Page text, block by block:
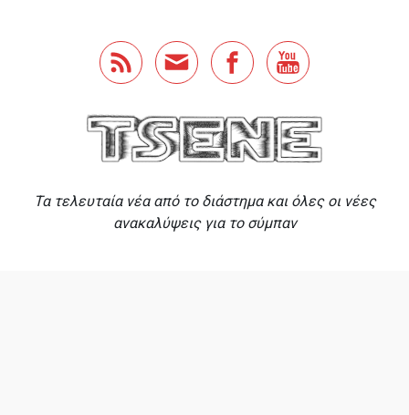
Τα τελευταία νέα από το διάστημα και όλες οι νέες
ανακαλύψεις για το σύμπαν